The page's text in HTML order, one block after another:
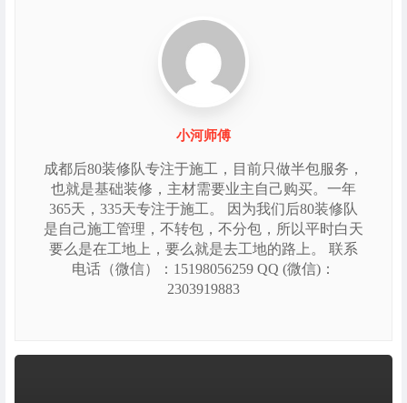
小河师傅
成都后80装修队专注于施工，目前只做半包服务，
也就是基础装修，主材需要业主自己购买。一年
365天，335天专注于施工。 因为我们后80装修队
是自己施工管理，不转包，不分包，所以平时白天
要么是在工地上，要么就是去工地的路上。 联系
电话（微信）：15198056259 QQ (微信)：
2303919883